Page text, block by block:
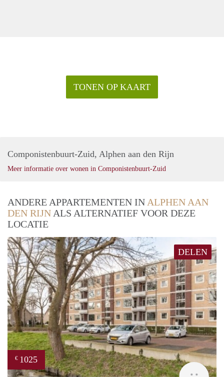
TONEN OP KAART
Componistenbuurt-Zuid, Alphen aan den Rijn
Meer informatie over wonen in Componistenbuurt-Zuid
ANDERE APPARTEMENTEN IN ALPHEN AAN
DEN RIJN ALS ALTERNATIEF VOOR DEZE
LOCATIE
DELEN
€ 1025